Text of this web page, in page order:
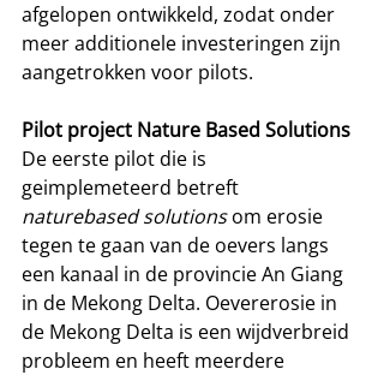
afgelopen ontwikkeld, zodat onder
meer additionele investeringen zijn
aangetrokken voor pilots.
Pilot project Nature Based Solutions
De eerste pilot die is
geimplemeteerd betreft
naturebased solutions om erosie
tegen te gaan van de oevers langs
een kanaal in de provincie An Giang
in de Mekong Delta. Oevererosie in
de Mekong Delta is een wijdverbreid
probleem en heeft meerdere